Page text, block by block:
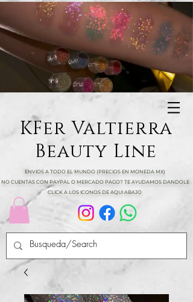
KFer Valtierra
Beauty Line
ENVIOS A TODO EL MUNDO (PRECIOS EN MONEDA MX)
NO CUENTAS CON PAYPAL O MERCADO PAGO? TE AYUDAMOS DANDOLE
CLICK A LOS ICONOS DE AQUI ABAJO